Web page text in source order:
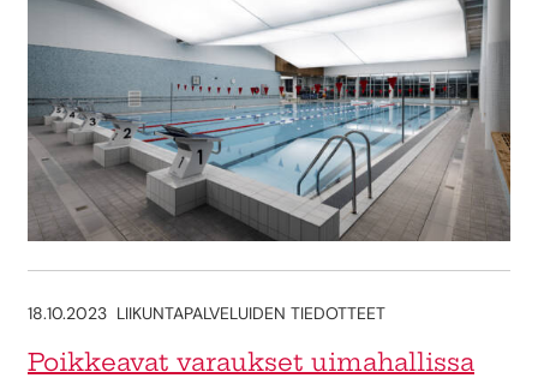
18.10.2023 LIIKUNTAPALVELUIDEN TIEDOTTEET
Poikkeavat varaukset uimahallissa